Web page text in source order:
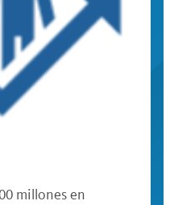
millones en